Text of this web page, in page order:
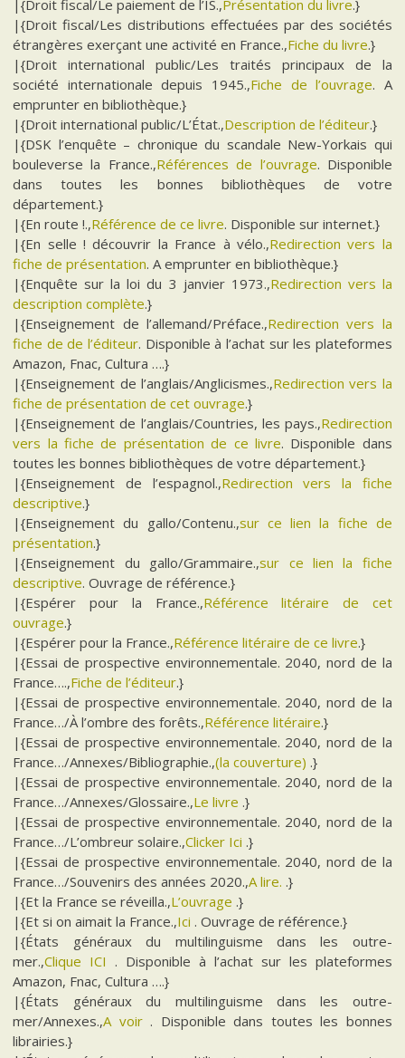
|{Droit fiscal/Le paiement de l’IS.,Présentation du livre.}
|{Droit fiscal/Les distributions effectuées par des sociétés
étrangères exerçant une activité en France.,Fiche du livre.}
|{Droit international public/Les traités principaux de la
société internationale depuis 1945.,Fiche de l’ouvrage. A
emprunter en bibliothèque.}
|{Droit international public/L’État.,Description de l’éditeur.}
|{DSK l’enquête – chronique du scandale New-Yorkais qui
bouleverse la France.,Références de l’ouvrage. Disponible
dans toutes les bonnes bibliothèques de votre
département.}
|{En route !.,Référence de ce livre. Disponible sur internet.}
|{En selle ! découvrir la France à vélo.,Redirection vers la
fiche de présentation. A emprunter en bibliothèque.}
|{Enquête sur la loi du 3 janvier 1973.,Redirection vers la
description complète.}
|{Enseignement de l’allemand/Préface.,Redirection vers la
fiche de de l’éditeur. Disponible à l’achat sur les plateformes
Amazon, Fnac, Cultura ….}
|{Enseignement de l’anglais/Anglicismes.,Redirection vers la
fiche de présentation de cet ouvrage.}
|{Enseignement de l’anglais/Countries, les pays.,Redirection
vers la fiche de présentation de ce livre. Disponible dans
toutes les bonnes bibliothèques de votre département.}
|{Enseignement de l’espagnol.,Redirection vers la fiche
descriptive.}
|{Enseignement du gallo/Contenu.,sur ce lien la fiche de
présentation.}
|{Enseignement du gallo/Grammaire.,sur ce lien la fiche
descriptive. Ouvrage de référence.}
|{Espérer pour la France.,Référence litéraire de cet
ouvrage.}
|{Espérer pour la France.,Référence litéraire de ce livre.}
|{Essai de prospective environnementale. 2040, nord de la
France….,Fiche de l’éditeur.}
|{Essai de prospective environnementale. 2040, nord de la
France…/À l’ombre des forêts.,Référence litéraire.}
|{Essai de prospective environnementale. 2040, nord de la
France…/Annexes/Bibliographie.,(la couverture) .}
|{Essai de prospective environnementale. 2040, nord de la
France…/Annexes/Glossaire.,Le livre .}
|{Essai de prospective environnementale. 2040, nord de la
France…/L’ombreur solaire.,Clicker Ici .}
|{Essai de prospective environnementale. 2040, nord de la
France…/Souvenirs des années 2020.,A lire. .}
|{Et la France se réveilla.,L’ouvrage .}
|{Et si on aimait la France.,Ici . Ouvrage de référence.}
|{États généraux du multilinguisme dans les outre-
mer.,Clique ICI . Disponible à l’achat sur les plateformes
Amazon, Fnac, Cultura ….}
|{États généraux du multilinguisme dans les outre-
mer/Annexes.,A voir . Disponible dans toutes les bonnes
librairies.}